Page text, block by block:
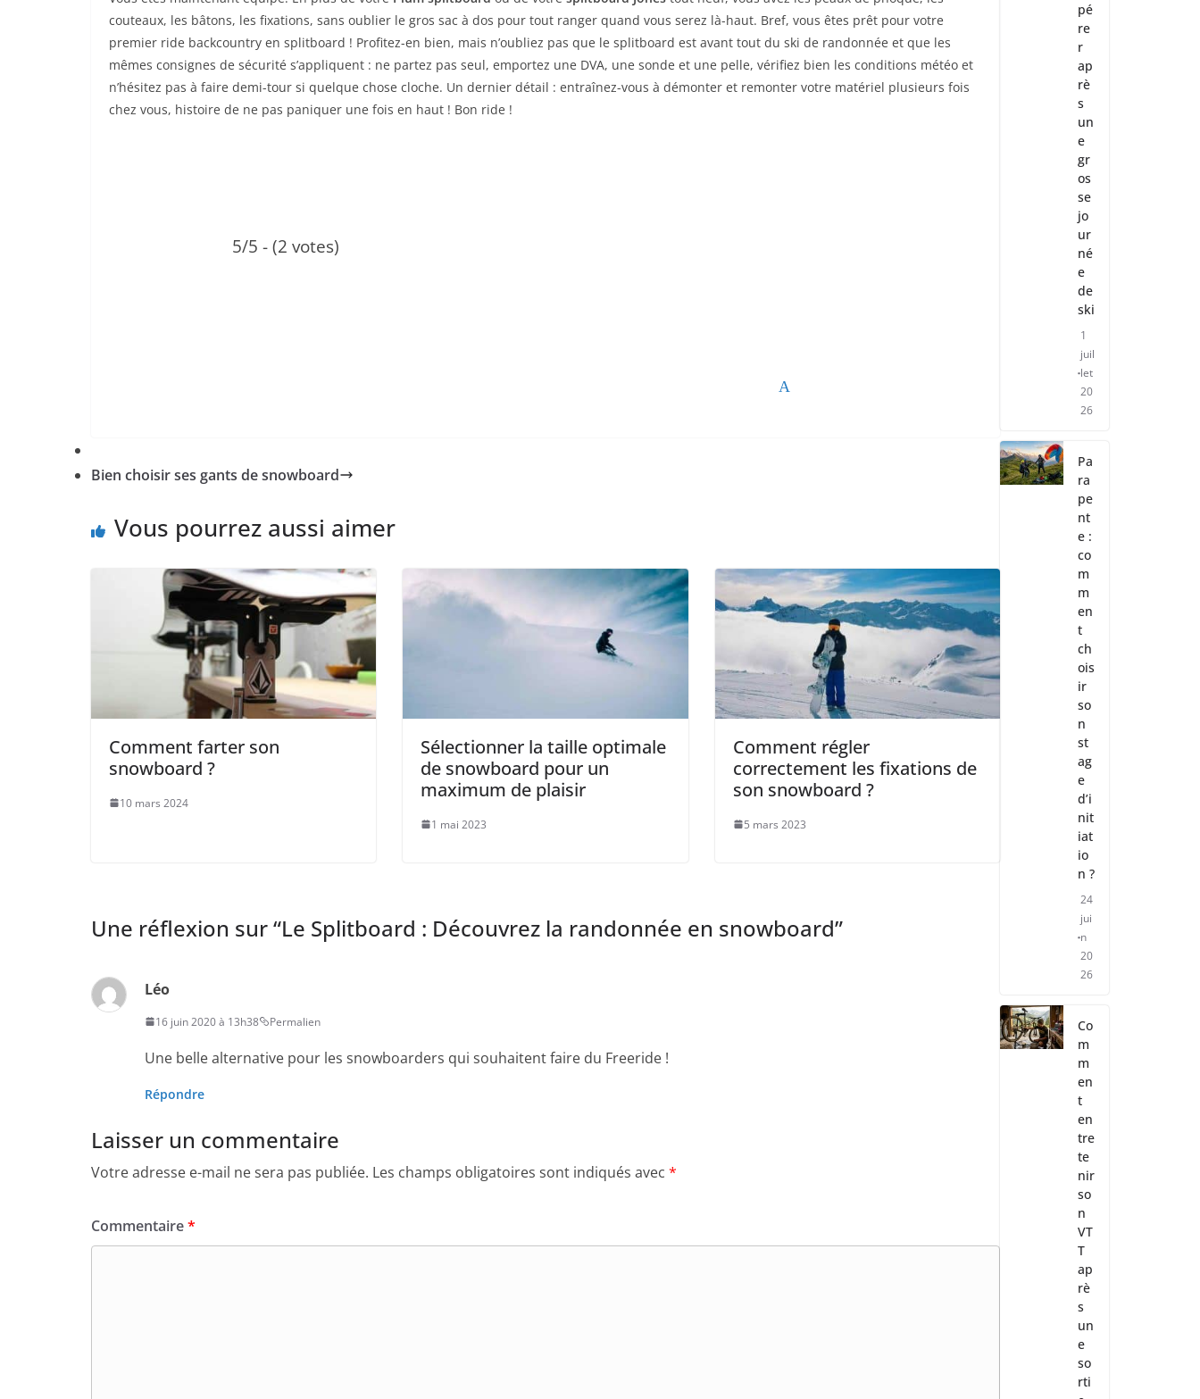
couteaux, les bâtons, les fixations, sans oublier le gros sac à dos pour tout ranger quand vous serez là-haut. Bref, vous êtes prêt pour votre
premier ride backcountry en splitboard ! Profitez-en bien, mais n’oubliez pas que le splitboard est avant tout du ski de randonnée et que les
mêmes consignes de sécurité s’appliquent : ne partez pas seul, emportez une DVA, une sonde et une pelle, vérifiez bien les conditions météo et
n’hésitez pas à faire demi-tour si quelque chose cloche. Un dernier détail : entraînez-vous à démonter et remonter votre matériel plusieurs fois
chez vous, histoire de ne pas paniquer une fois en haut ! Bon ride !
5/5 - (2 votes)
Bien choisir ses gants de snowboard
Vous pourrez aussi aimer
Comment farter son
snowboard ?
10 mars 2024
Sélectionner la taille optimale
de snowboard pour un
maximum de plaisir
1 mai 2023
Comment régler
correctement les fixations de
son snowboard ?
5 mars 2023
Une réflexion sur “Le Splitboard : Découvrez la randonnée en snowboard”
Léo
16 juin 2020 à 13h38 Permalien
Une belle alternative pour les snowboarders qui souhaitent faire du Freeride !
Répondre
Laisser un commentaire
Votre adresse e-mail ne sera pas publiée. Les champs obligatoires sont indiqués avec *
Commentaire*
pé
re
r
ap
rè
s
un
e
gr
os
se
jo
ur
né
e
de
ski
1
juil
let
20
26
Pa
ra
pe
nt
e :
co
m
m
en
t
ch
ois
ir
so
n
st
ag
e
d’i
nit
iat
io
n ?
24
jui
n
20
26
Co
m
m
en
t
en
tre
te
nir
so
n
VT
T
ap
rè
s
un
e
so
rti